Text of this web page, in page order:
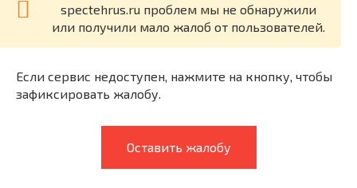
spectehrus.ru проблем мы не обнаружили
или получили мало жалоб от пользователей.
Если сервис недоступен, нажмите на кнопку, чтобы
зафиксировать жалобу.
Оставить жалобу